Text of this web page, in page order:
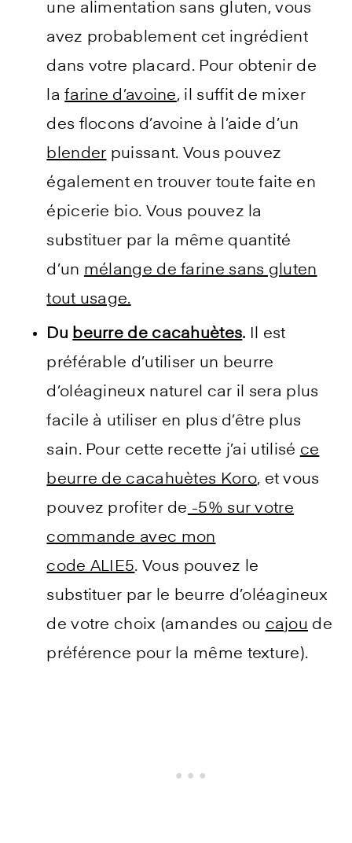
une alimentation sans gluten, vous
avez probablement cet ingrédient
dans votre placard. Pour obtenir de
lafarine d’avoine, il suffit de mixer
des flocons d’avoine à l’aide d’un
blender puissant. Vous pouvez
également en trouver toute faite en
épicerie bio. Vous pouvez la
substituer par la même quantité
d’un mélange de farine sans gluten
tout usage.
Du beurre de cacahuètes. Il est
préférable d’utiliser un beurre
d’oléagineux naturel car il sera plus
facile à utiliser en plus d’être plus
sain. Pour cette recette j’ai utilisé ce
beurre de cacahuètes Koro, et vous
pouvez profiter de -5% sur votre
commande avec mon
code ALIE5. Vous pouvez le
substituer par le beurre d’oléagineux
de votre choix (amandes ou cajou de
préférence pour la même texture).